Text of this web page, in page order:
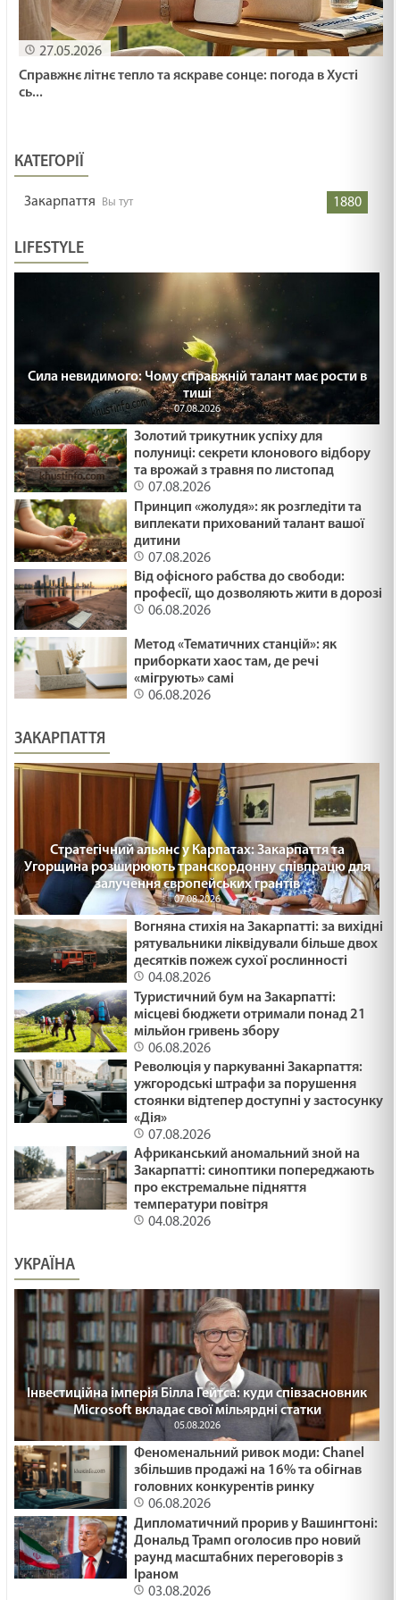
27.05.2026
Справжнє літнє тепло та яскраве сонце: погода в Хусті
сь...
КАТЕГОРІЇ
Закарпаття 1880
LIFESTYLE
Сила невидимого: Чому справжній талант має рости в
тиші
07.08.2026
Золотий трикутник успіху для
полуниці: секрети клонового відбору
та врожай з травня по листопад
07.08.2026
Принцип «жолудя»: як розгледіти та
виплекати прихований талант вашої
дитини
07.08.2026
Від офісного рабства до свободи:
професії, що дозволяють жити в дорозі
06.08.2026
Метод «Тематичних станцій»: як
приборкати хаос там, де речі
«мігрують» самі
06.08.2026
ЗАКАРПАТТЯ
Стратегічний альянс у Карпатах: Закарпаття та
Угорщина розширюють транскордонну співпрацю для
залучення європейських грантів
07.08.2026
Вогняна стихія на Закарпатті: за вихідні
рятувальники ліквідували більше двох
десятків пожеж сухої рослинності
04.08.2026
Туристичний бум на Закарпатті:
місцеві бюджети отримали понад 21
мільйон гривень збору
06.08.2026
Революція у паркуванні Закарпаття:
ужгородські штрафи за порушення
стоянки відтепер доступні у застосунку
«Дія»
07.08.2026
Африканський аномальний зной на
Закарпатті: синоптики попереджають
про екстремальне підняття
температури повітря
04.08.2026
УКРАЇНА
Інвестиційна імперія Білла Гейтса: куди співзасновник
Microsoft вкладає свої мільярдні статки
05.08.2026
Феноменальний ривок моди: Chanel
збільшив продажі на 16% та обігнав
головних конкурентів ринку
06.08.2026
Дипломатичний прорив у Вашингтоні:
Дональд Трамп оголосив про новий
раунд масштабних переговорів з
Іраном
03.08.2026